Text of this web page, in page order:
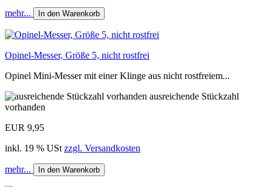
mehr... In den Warenkorb
Opinel-Messer, Größe 5, nicht rostfrei
Opinel Mini-Messer mit einer Klinge aus nicht rostfreiem...
ausreichende Stückzahl
vorhanden
EUR 9,95
inkl. 19 % USt zzgl. Versandkosten
mehr... In den Warenkorb